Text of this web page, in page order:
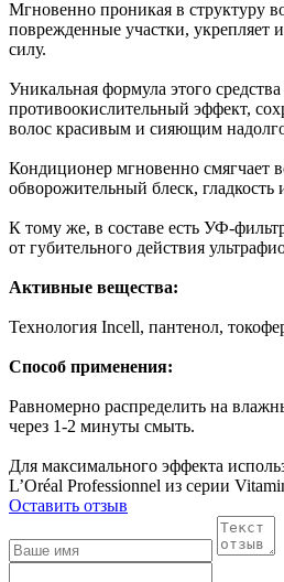
Мгновенно проникая в структуру
поврежденные участки, укрепляет
силу.
Уникальная формула этого
противоокислительный эффект,
волос красивым и сияющим
Кондиционер мгновенно смягчает
обворожительный блеск, гладкость
К тому же, в составе есть УФ-
от губительного действия
Активные вещества:
Технология Incell, пантенол,
Способ применения:
Равномерно распределить на
через 1-2 минуты смыть.
Для максимального эффекта
L’Oréal Professionnel из серии
Оставить отзыв